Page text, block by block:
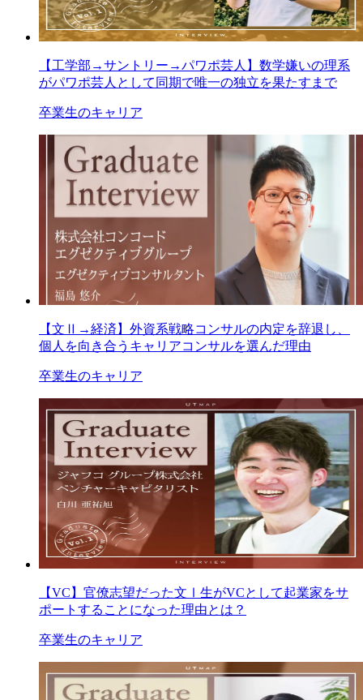
【工学部→サントリー→パワポ芸人】数学嫌いの理系
がパワポ芸人として同期で唯一の独立を果たすまで
卒業生のキャリア
【文Ⅱ→経済】外資系戦略コンサルの内定を辞退し、
個人を向き合うキャリアコンサルを選んだ理由
卒業生のキャリア
【VC】官僚志望だった文Ⅰ生がVCとして起業家をサ
ポートすることになった理由とは？
卒業生のキャリア